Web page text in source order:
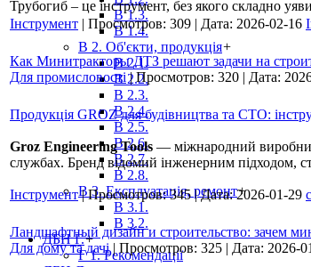
В 1.3.
В 1.4.
В 2. Об'єкти, продукція+
В 2.1.
В 2.2.
В 2.3.
В 2.4.
В 2.5.
В 2.6.
В 2.7.
В 2.8.
В 3. Експлуатація, ремонт+
В 3.1.
В 3.2.
ДБН Г.+
Г 1. Рекомендації
Трубогиб – це інструмент, без якого складно
Інструмент | Просмотров: 309 | Дата: 2026-02-16
Как Минитракторы ДТЗ решают задачи на
Для промисловості|Просмотров: 320 | Дата:
Продукція GROZ для будівництва та СТО:
Groz Engineering Tools — міжнародний виробник
службах. Бренд відомий інженерним підходом,
Інструмент|Просмотров: 345|Дата: 2026-01-29
Ландшафтный дизайн и строительство: зачем
Для дому та дачі| Просмотров: 325 | Дата: 2026-